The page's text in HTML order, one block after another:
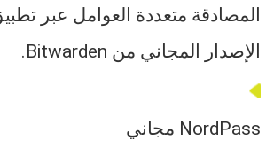
المصادقة متعددة العوامل عبر
الإصدار المجاني من Bitwarden.
NordPass مجاني